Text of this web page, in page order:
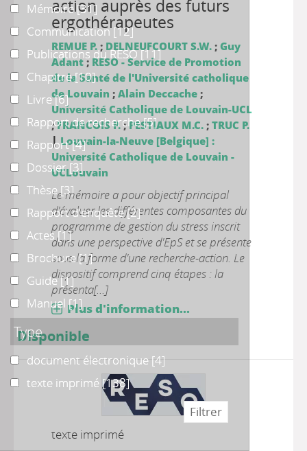
action auprès des futurs
ergothérapeutes
REMUE P.; DELNEUFCOURT S.W.; Guy
Adant; RESO - Service de Promotion
de la Santé de l'Université catholique
de Louvain ; Alain Deccache;
Université Catholique de Louvain-UCL
;FRANCOIS P.;PESTIAUX M.C.; TRUC P.
|Louvain-la-Neuve [Belgique] :
Université Catholique de Louvain -
UCLouvain
Le mémoire a pour objectif principal
d'évaluer les différentes composantes du
programme de gestion du stress inscrit
dans une perspective d'EpS et se présente
sous la forme d'une recherche-action. Le
dispositif comprend cinq étapes : la
présenta[...]
Plus d'information...
Disponible
texte imprimé
Mémoire
Mémoire[31]
Communication
Communication[12]
Publications du RESO
Publications du RESO[11]
Chapitre
Chapitre[10]
LivreLivre[6]
Rapport de recherche
Rapport de recherche[5]
Rapport
Rapport[4]
Dossier
Dossier[3]
ThèseThèse[3]
Rapport d'enquête
Rapport d'enquête[2]
ActesActes[1]
Brochure
Brochure[1]
GuideGuide[1]
Manuel
Manuel[1]
Type
document électronique
document électronique [4]
texte imprimé
texte imprimé[138]